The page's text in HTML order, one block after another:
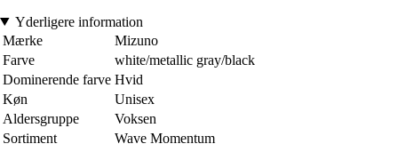
Yderligere information
Mærke
Mizuno
Farve
white/metallic gray/black
Dominerende farve Hvid
Køn
Unisex
Aldersgruppe
Voksen
Sortiment
Wave Momentum